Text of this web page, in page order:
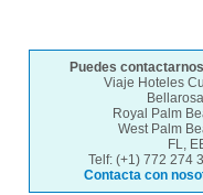
Puedes
Viaje Hoteles
Royal Palm
West Palm
FL,
Telf: (+1) 772 274
Contacta con